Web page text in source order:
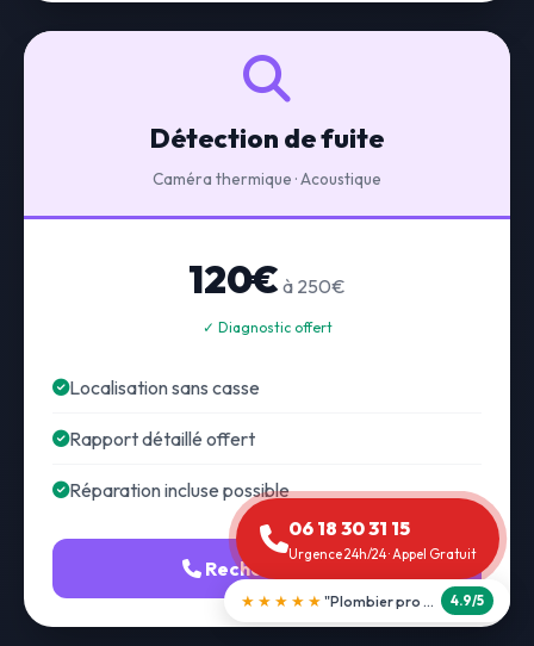
Détection de fuite
Caméra thermique · Acoustique
120€ à 250€
✓ Diagnostic offert
Localisation sans casse
Rapport détaillé offert
Réparation incluse possible
Recherche fuite
06 18 30 31 15
Urgence 24h/24 · Appel Gratuit
★★★★★ "Débouchage WC en 30 min" 5.0/5